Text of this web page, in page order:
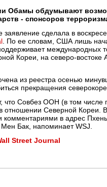
Обамы обдумывают
- спонсоров
заявление сделала в
. По ее словам, США лишь
международных
Кореи, на северо-востоке
из реестра осенью
прекращения
что Совбез ООН (в том
отношении Северной Кореи.
комментариями в адрес
Бак, напоминает WSJ.
Street Journal